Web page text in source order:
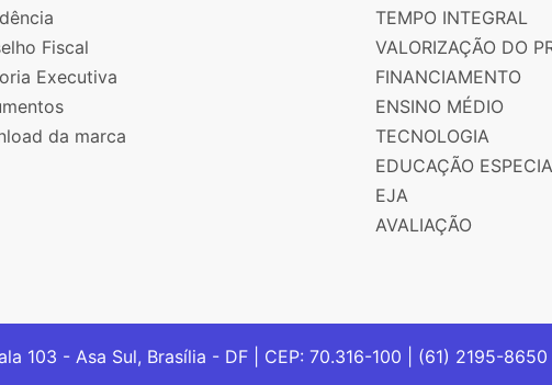
Fiscal
Executiva
da marca
TEMPO INTEGRAL
VALORIZAÇÃO DO
FINANCIAMENTO
ENSINO MÉDIO
TECNOLOGIA
EDUCAÇÃO
EJA
AVALIAÇÃO
103 - Asa Sul, Brasília - DF | CEP: 70.316-100 | (61) 2195-8650 |